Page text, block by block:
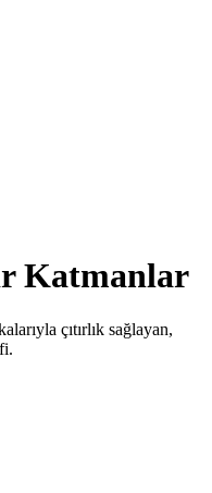
Katmanlar
çıtırlık sağlayan,